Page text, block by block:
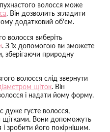
волосся може
. Він дозволить згладити
додатковий об'єм.
волосся виберіть
. З їх допомогою ви зможете
зберігаючи природну
волосся слід звернути
щіток. Він
і надати йому форму.
дуже густе волосся,
щітками. Вони допоможуть
зробити його покірнішим.